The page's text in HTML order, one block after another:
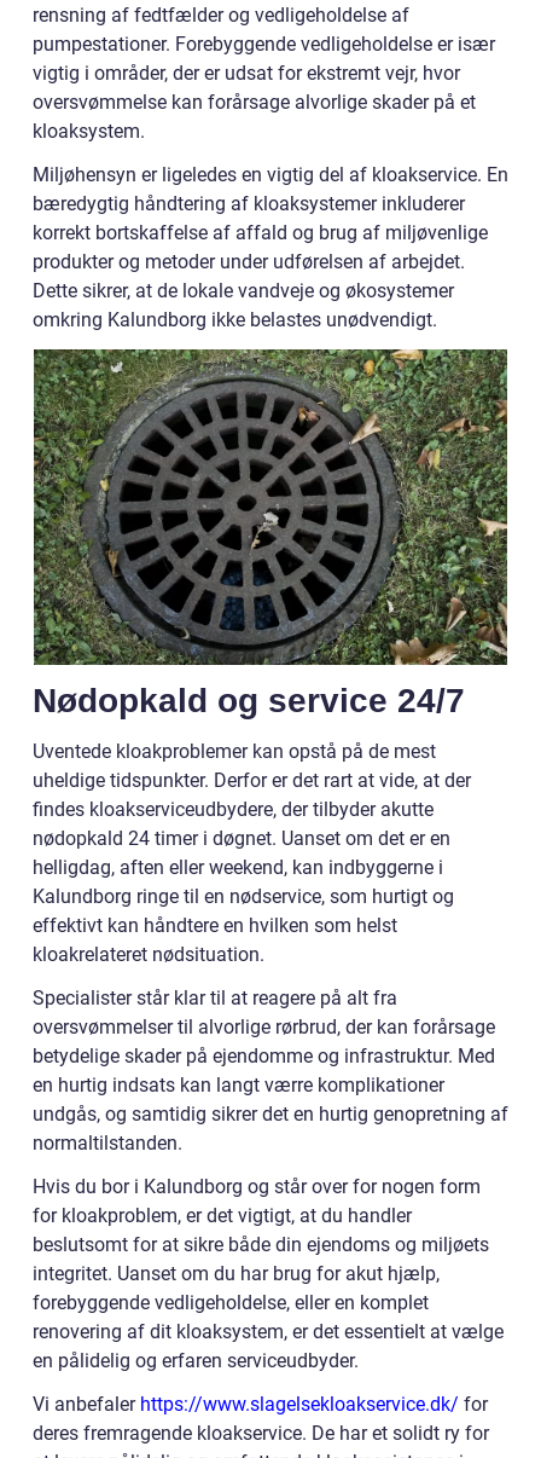
rensning af fedtfælder og vedligeholdelse af
pumpestationer. Forebyggende vedligeholdelse er især
vigtig i områder, der er udsat for ekstremt vejr, hvor
oversvømmelse kan forårsage alvorlige skader på et
kloaksystem.
Miljøhensyn er ligeledes en vigtig del af kloakservice. En
bæredygtig håndtering af kloaksystemer inkluderer
korrekt bortskaffelse af affald og brug af miljøvenlige
produkter og metoder under udførelsen af arbejdet.
Dette sikrer, at de lokale vandveje og økosystemer
omkring Kalundborg ikke belastes unødvendigt.
Nødopkald og service 24/7
Uventede kloakproblemer kan opstå på de mest
uheldige tidspunkter. Derfor er det rart at vide, at der
findes kloakserviceudbydere, der tilbyder akutte
nødopkald 24 timer i døgnet. Uanset om det er en
helligdag, aften eller weekend, kan indbyggerne i
Kalundborg ringe til en nødservice, som hurtigt og
effektivt kan håndtere en hvilken som helst
kloakrelateret nødsituation.
Specialister står klar til at reagere på alt fra
oversvømmelser til alvorlige rørbrud, der kan forårsage
betydelige skader på ejendomme og infrastruktur. Med
en hurtig indsats kan langt værre komplikationer
undgås, og samtidig sikrer det en hurtig genopretning af
normaltilstanden.
Hvis du bor i Kalundborg og står over for nogen form
for kloakproblem, er det vigtigt, at du handler
beslutsomt for at sikre både din ejendoms og miljøets
integritet. Uanset om du har brug for akut hjælp,
forebyggende vedligeholdelse, eller en komplet
renovering af dit kloaksystem, er det essentielt at vælge
en pålidelig og erfaren serviceudbyder.
Vi anbefaler https://www.slagelsekloakservice.dk/ for
deres fremragende kloakservice. De har et solidt ry for